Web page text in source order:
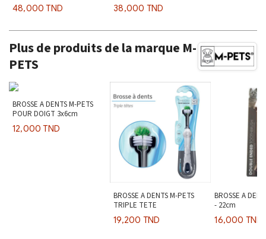
48,000 TND
38,000 TND
Plus de produits de la marque M-
PETS
BROSSE A DENTS M-PETS
POUR DOIGT 3x6cm
12,000 TND
BROSSE A DENTS M-PETS
TRIPLE TETE
19,200 TND
BROSSE A
- 22cm
16,000 TND